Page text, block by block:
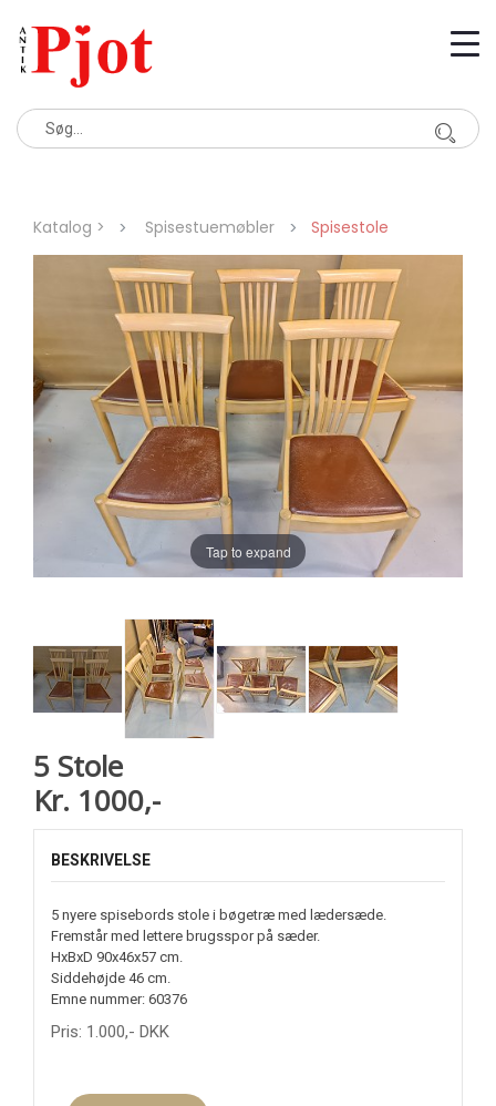
Katalog > Spisestuemøbler Spisestole
Tap to expand
5 Stole
Kr. 1000,-
BESKRIVELSE
5 nyere spisebords stole i bøgetræ med lædersæde.
Fremstår med lettere brugsspor på sæder.
HxBxD 90x46x57 cm.
Siddehøjde 46 cm.
Emne nummer: 60376
Pris: 1.000,- DKK